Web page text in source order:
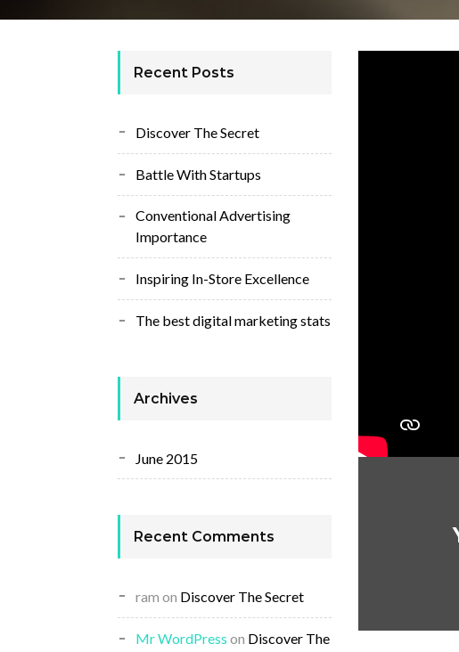
Recent Posts
Discover The Secret
Battle With Startups
Conventional Advertising
Importance
Inspiring In-Store Excellence
The best digital marketing stats
Archives
June 2015
Recent Comments
ram on Discover The Secret
Mr WordPress on Discover The